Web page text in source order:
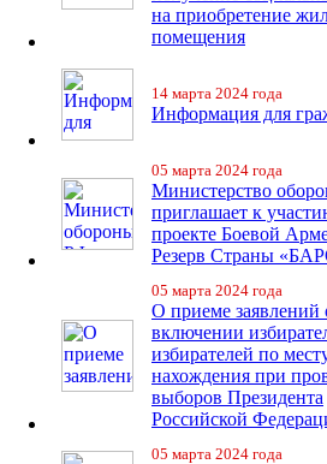
на приобретение
помещения
14 марта 2024 года
Информация для
05 марта 2024 года
Министерство
приглашает к
проекте Боевой
Резерв Страны
05 марта 2024 года
О приеме заявлений
включении
избирателей по
нахождения при
выборов Президента
Российской
05 марта 2024 года